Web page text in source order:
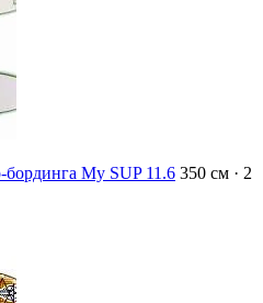
бординга My SUP 11.6 350 см · 2